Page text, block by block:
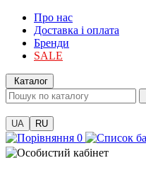
Про нас
Доставка і оплата
Бренди
SALE
Каталог
UA RU
0